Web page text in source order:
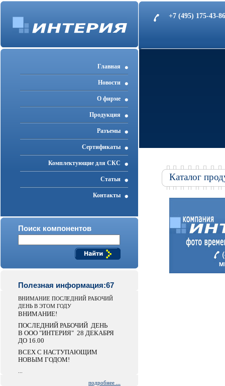
+7 (495) 175-43-
Главная
Новости
О фирме
Продукция
Разъемы
Cертификаты
Комплектующие для СКС
Статьи
Контакты
Поиск компонентов
Полезная информация:67
ВНИМАНИЕ ПОСЛЕДНИЙ РАБОЧИЙ
ДЕНЬ В ЭТОМ ГОДУ
ВНИМАНИЕ!
ПОСЛЕДНИЙ РАБОЧИЙ ДЕНЬ
В ООО "ИНТЕРИЯ" 28 ДЕКАБРЯ
ДО 16.00
ВСЕХ С НАСТУПАЮЩИМ
НОВЫМ ГОДОМ!
подробнее ...
Каталог